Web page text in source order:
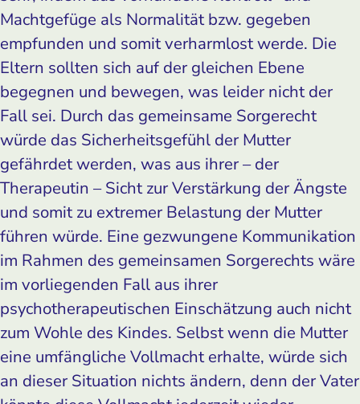
Machtgefüge als Normalität bzw. gegeben
empfunden und somit verharmlost werde. Die
Eltern sollten sich auf der gleichen Ebene
begegnen und bewegen, was leider nicht der
Fall sei. Durch das gemeinsame Sorgerecht
würde das Sicherheitsgefühl der Mutter
gefährdet werden, was aus ihrer – der
Therapeutin – Sicht zur Verstärkung der Ängste
und somit zu extremer Belastung der Mutter
führen würde. Eine gezwungene Kommunikation
im Rahmen des gemeinsamen Sorgerechts wäre
im vorliegenden Fall aus ihrer
psychotherapeutischen Einschätzung auch nicht
zum Wohle des Kindes. Selbst wenn die Mutter
eine umfängliche Vollmacht erhalte, würde sich
an dieser Situation nichts ändern, denn der Vater